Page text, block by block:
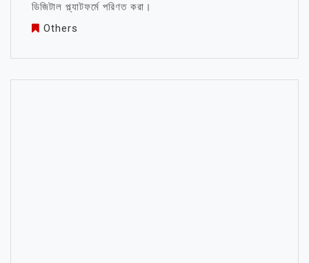
ডিজিটাল প্ল্যাটফর্মে পরিণত করা।
Others